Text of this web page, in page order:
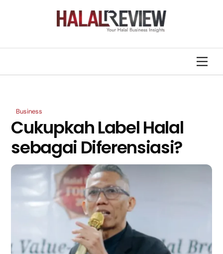
Cukupkah Label Halal
sebagai Diferensiasi?
Business
To
Top